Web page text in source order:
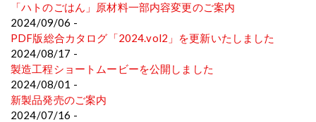
「ハトのごはん」原材料一部内容変更のご案内
2024/09/06 -
PDF版総合カタログ「2024.vol2」を更新いたしました
2024/08/17 -
製造工程ショートムービーを公開しました
2024/08/01 -
新製品発売のご案内
2024/07/16 -